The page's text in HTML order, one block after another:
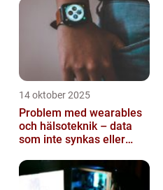
14 oktober 2025
Problem med wearables
och hälsoteknik – data
som inte synkas eller